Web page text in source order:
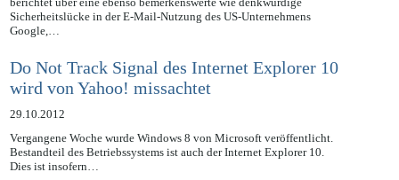
Die Webausgabe des amerikanischen Technologie-Magazins Wired
berichtet über eine ebenso bemerkenswerte wie denkwürdige
Sicherheitslücke in der E-Mail-Nutzung des US-Unternehmens
Do Not Track Signal des Internet Explorer 10
wird von Yahoo! missachtet
29.10.2012
Vergangene Woche wurde Windows 8 von Microsoft veröffentlicht.
Bestandteil des Betriebssystems ist auch der Internet Explorer 10.